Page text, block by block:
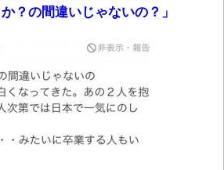
？の間違いじゃないの？」